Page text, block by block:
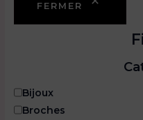
FERMER
C
a
Bijoux
Broches